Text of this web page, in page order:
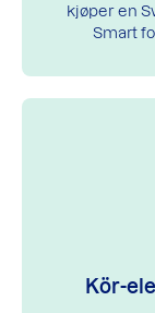
kjøper en
Smart
Kör-